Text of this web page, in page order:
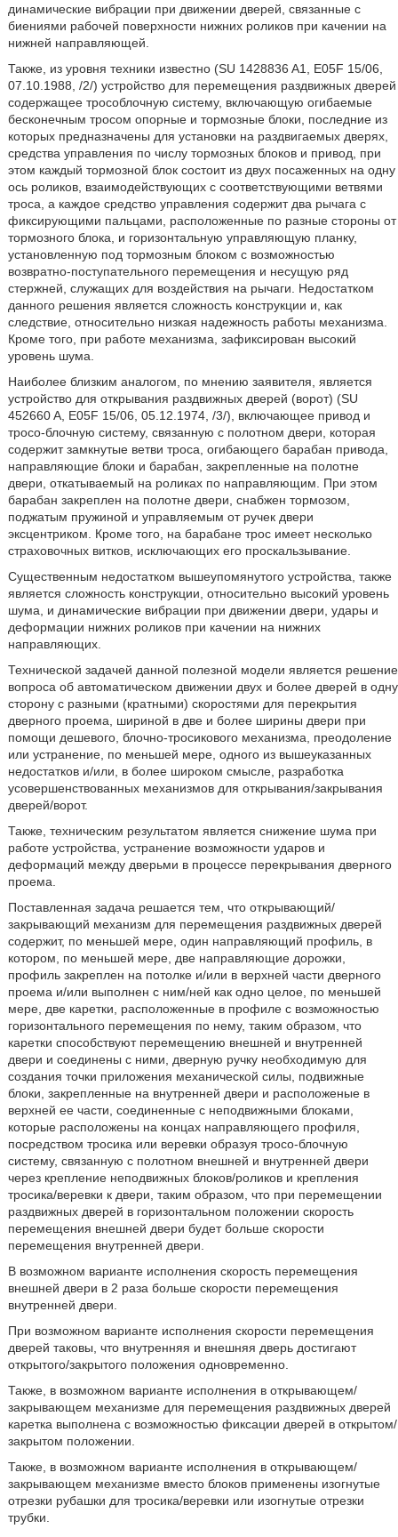
динамические вибрации при движении дверей, связанные с
биениями рабочей поверхности нижних роликов при качении на
нижней направляющей.
Также, из уровня техники известно (SU 1428836 A1, E05F 15/06,
07.10.1988, /2/) устройство для перемещения раздвижных дверей
содержащее трособлочную систему, включающую огибаемые
бесконечным тросом опорные и тормозные блоки, последние из
которых предназначены для установки на раздвигаемых дверях,
средства управления по числу тормозных блоков и привод, при
этом каждый тормозной блок состоит из двух посаженных на одну
ось роликов, взаимодействующих с соответствующими ветвями
троса, а каждое средство управления содержит два рычага с
фиксирующими пальцами, расположенные по разные стороны от
тормозного блока, и горизонтальную управляющую планку,
установленную под тормозным блоком с возможностью
возвратно-поступательного перемещения и несущую ряд
стержней, служащих для воздействия на рычаги. Недостатком
данного решения является сложность конструкции и, как
следствие, относительно низкая надежность работы механизма.
Кроме того, при работе механизма, зафиксирован высокий
уровень шума.
Наиболее близким аналогом, по мнению заявителя, является
устройство для открывания раздвижных дверей (ворот) (SU
452660 A, E05F 15/06, 05.12.1974, /3/), включающее привод и
тросо-блочную систему, связанную с полотном двери, которая
содержит замкнутые ветви троса, огибающего барабан привода,
направляющие блоки и барабан, закрепленные на полотне
двери, откатываемый на роликах по направляющим. При этом
барабан закреплен на полотне двери, снабжен тормозом,
поджатым пружиной и управляемым от ручек двери
эксцентриком. Кроме того, на барабане трос имеет несколько
страховочных витков, исключающих его проскальзывание.
Существенным недостатком вышеупомянутого устройства, также
является сложность конструкции, относительно высокий уровень
шума, и динамические вибрации при движении двери, удары и
деформации нижних роликов при качении на нижних
направляющих.
Технической задачей данной полезной модели является решение
вопроса об автоматическом движении двух и более дверей в одну
сторону с разными (кратными) скоростями для перекрытия
дверного проема, шириной в две и более ширины двери при
помощи дешевого, блочно-тросикового механизма, преодоление
или устранение, по меньшей мере, одного из вышеуказанных
недостатков и/или, в более широком смысле, разработка
усовершенствованных механизмов для открывания/закрывания
дверей/ворот.
Также, техническим результатом является снижение шума при
работе устройства, устранение возможности ударов и
деформаций между дверьми в процессе перекрывания дверного
проема.
Поставленная задача решается тем, что открывающий/
закрывающий механизм для перемещения раздвижных дверей
содержит, по меньшей мере, один направляющий профиль, в
котором, по меньшей мере, две направляющие дорожки,
профиль закреплен на потолке и/или в верхней части дверного
проема и/или выполнен с ним/ней как одно целое, по меньшей
мере, две каретки, расположенные в профиле с возможностью
горизонтального перемещения по нему, таким образом, что
каретки способствуют перемещению внешней и внутренней
двери и соединены с ними, дверную ручку необходимую для
создания точки приложения механической силы, подвижные
блоки, закрепленные на внутренней двери и расположеные в
верхней ее части, соединенные с неподвижными блоками,
которые расположены на концах направляющего профиля,
посредством тросика или веревки образуя тросо-блочную
систему, связанную с полотном внешней и внутренней двери
через крепление неподвижных блоков/роликов и крепления
тросика/веревки к двери, таким образом, что при перемещении
раздвижных дверей в горизонтальном положении скорость
перемещения внешней двери будет больше скорости
перемещения внутренней двери.
В возможном варианте исполнения скорость перемещения
внешней двери в 2 раза больше скорости перемещения
внутренней двери.
При возможном варианте исполнения скорости перемещения
дверей таковы, что внутренняя и внешняя дверь достигают
открытого/закрытого положения одновременно.
Также, в возможном варианте исполнения в открывающем/
закрывающем механизме для перемещения раздвижных дверей
каретка выполнена с возможностью фиксации дверей в открытом/
закрытом положении.
Также, в возможном варианте исполнения в открывающем/
закрывающем механизме вместо блоков применены изогнутые
отрезки рубашки для тросика/веревки или изогнутые отрезки
трубки.